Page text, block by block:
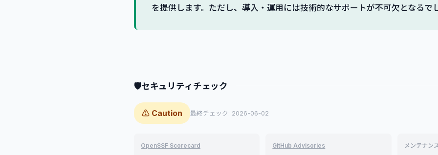
を提供します。ただし、導入・運用には技術的なサポートが不可欠となるで
🛡セキュリティチェック
⚠ Caution 最終チェック: 2026-06-02
OpenSSF Scorecard GitHub Advisories メンテナン